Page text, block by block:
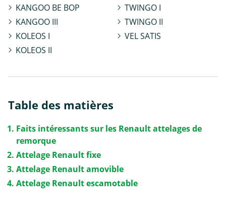
KANGOO BE BOP
KANGOO III
KOLEOS I
KOLEOS II
TWINGO I
TWINGO II
VEL SATIS
Table des matières
Faits intéressants sur les Renault attelages de
remorque
Attelage Renault fixe
Attelage Renault amovible
Attelage Renault escamotable